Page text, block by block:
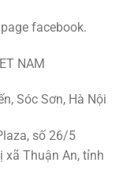
facebook.
NAM
Sóc Sơn, Hà Nội
số 26/5
xã Thuận An, tỉnh